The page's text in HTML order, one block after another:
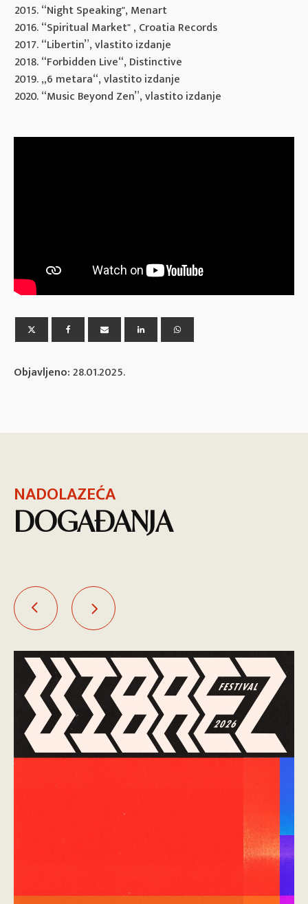
“Night Speaking", Menart
“Spiritual Market" , Croatia Records
“Libertin”, vlastito izdanje
“Forbidden Live“, Distinctive
„6 metara“, vlastito izdanje
“Music Beyond Zen”, vlastito izdanje
Objavljeno:28.01.2025.
NADOLAZEĆA
DOGAĐANJA